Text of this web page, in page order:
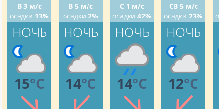
В 3 м/с
осадки 13%
НОЧЬ
15°C
В 5 м/с
осадки 2%
НОЧЬ
14°C
С 1 м/с
осадки 42%
НОЧЬ
14°C
СВ 5 м/с
осадки 23%
НОЧЬ
12°C